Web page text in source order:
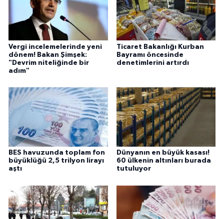
Vergi incelemelerinde yeni
dönem! Bakan Şimşek:
"Devrim niteliğinde bir
adım"
Ticaret Bakanlığı Kurban
Bayramı öncesinde
denetimlerini artırdı
BES havuzunda toplam fon
büyüklüğü 2,5 trilyon lirayı
aştı
Dünyanın en büyük kasası!
60 ülkenin altınları burada
tutuluyor